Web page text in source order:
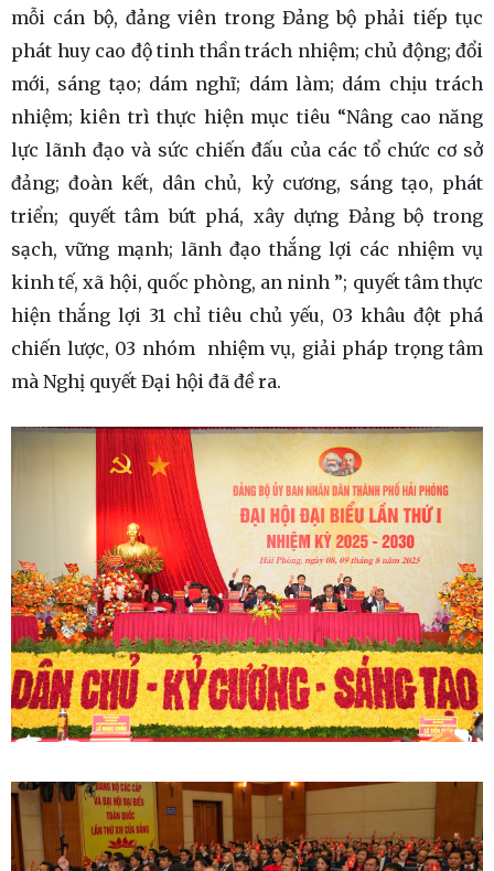
mỗi cán bộ, đảng viên trong Đảng bộ phải tiếp tục
phát huy cao độ tinh thần trách nhiệm; chủ động; đổi
mới, sáng tạo; dám nghĩ; dám làm; dám chịu trách
nhiệm; kiên trì thực hiện mục tiêu “Nâng cao năng
lực lãnh đạo và sức chiến đấu của các tổ chức cơ sở
đảng; đoàn kết, dân chủ, kỷ cương, sáng tạo, phát
triển; quyết tâm bứt phá, xây dựng Đảng bộ trong
sạch, vững mạnh; lãnh đạo thắng lợi các nhiệm vụ
kinh tế, xã hội, quốc phòng, an ninh ”; quyết tâm thực
hiện thắng lợi 31 chỉ tiêu chủ yếu, 03 khâu đột phá
chiến lược, 03 nhóm nhiệm vụ, giải pháp trọng tâm
mà Nghị quyết Đại hội đã đề ra.